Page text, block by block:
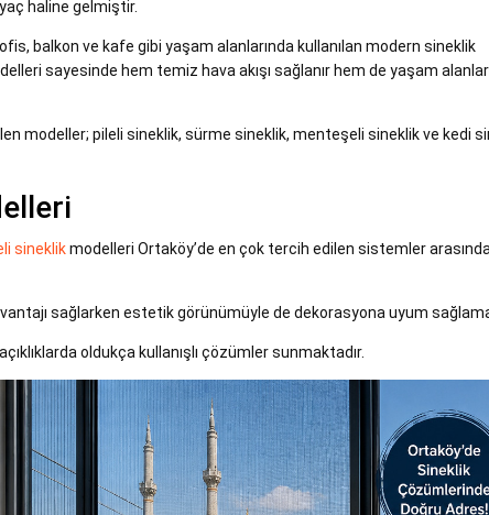
haline gelmiştir.
ofis, balkon ve kafe gibi yaşam alanlarında kullanılan modern sineklik
sayesinde hem temiz hava akışı sağlanır hem de yaşam
modeller; pileli sineklik, sürme sineklik, menteşeli sineklik ve kedi
sineklikmodelleri Ortaköy’de en çok tercih edilen sistemler
sağlarken estetik görünümüyle de dekorasyona uyum
oldukça kullanışlı çözümler sunmaktadır.